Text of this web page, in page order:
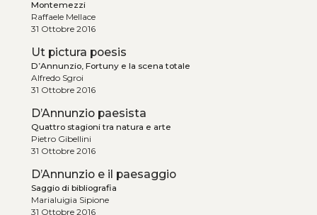
Montemezzi
Raffaele Mellace
31 Ottobre 2016
Ut pictura poesis
D’Annunzio, Fortuny e la scena totale
Alfredo Sgroi
31 Ottobre 2016
D’Annunzio paesista
Quattro stagioni tra natura e arte
Pietro Gibellini
31 Ottobre 2016
D’Annunzio e il paesaggio
Saggio di bibliografia
Marialuigia Sipione
31 Ottobre 2016